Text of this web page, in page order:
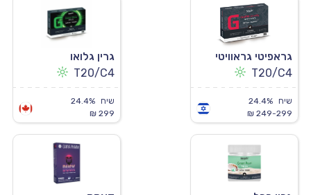
גראפיטי גראוויטי
T20/C4
שיח
24.4%
249-299 ₪
גרין גלואו
T20/C4
שיח
24.4%
299 ₪